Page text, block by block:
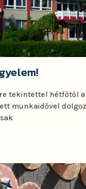
tekintettel hétfőtől
munkaidővel